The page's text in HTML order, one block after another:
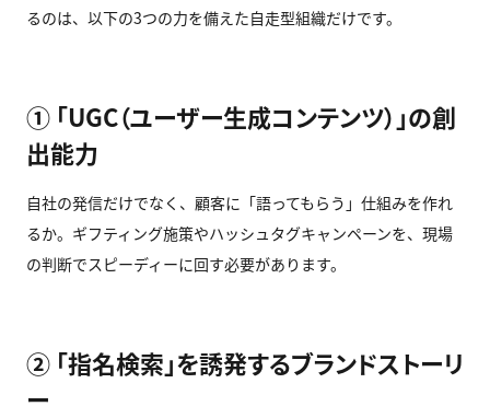
るのは、以下の3つの力を備えた自走型組織だけです。
① 「UGC（ユーザー生成コンテンツ）」の創
出能力
自社の発信だけでなく、顧客に「語ってもらう」仕組みを作れ
るか。ギフティング施策やハッシュタグキャンペーンを、現場
の判断でスピーディーに回す必要があります。
② 「指名検索」を誘発するブランドストーリ
ー